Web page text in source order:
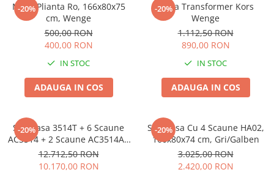
-20%
Masa Plianta Ro, 166x80x75
cm, Wenge
500,00 RON
400,00 RON
IN STOC
ADAUGA IN COS
-20%
Masa Transformer Kors
Wenge
1.112,50 RON
890,00 RON
IN STOC
ADAUGA IN COS
-20%
Set Masa 3514T + 6 Scaune
AC3514 + 2 Scaune AC3514AC
Alb
12.712,50 RON
10.170,00 RON
-20%
Set Masa Cu 4 Scaune HA02,
160x80x74 cm, Gri/Galben
3.025,00 RON
2.420,00 RON